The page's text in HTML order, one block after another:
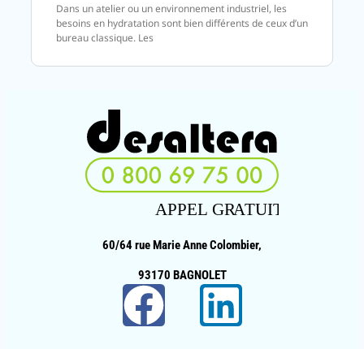
Dans un atelier ou un environnement industriel, les
besoins en hydratation sont bien différents de ceux d’un
bureau classique. Les
60/64 rue Marie Anne Colombier,
93170 BAGNOLET